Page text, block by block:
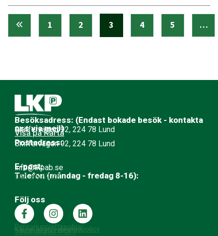
1 2 3 4 5 …
Besöksadress: (Endast bokade besök - kontakta
oss via mejl)
Skiffervägen 92, 224 78 Lund
Visa på Karta
Postadress:
Skiffervägen 92, 224 78 Lund
E-post:
info@lkpab.se
Telefon (måndag - fredag 8-16):
046-35 59 23
Följ oss
Personuppgiftspolicy
Kameraövervakningspolicy
Tillgänglighet (PDF)